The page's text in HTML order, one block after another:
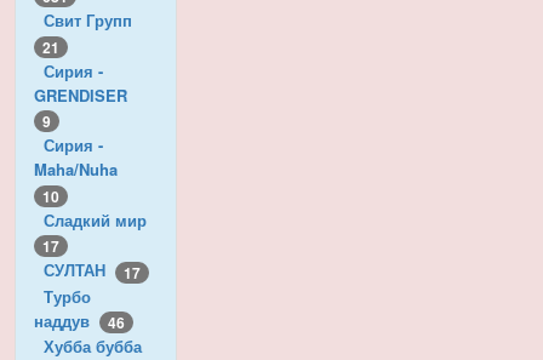
Свит Групп
21
Сирия -
GRENDISER
9
Сирия -
Maha/Nuha
10
Сладкий мир
17
СУЛТАН 17
Турбо
наддув
46
Хубба бубба